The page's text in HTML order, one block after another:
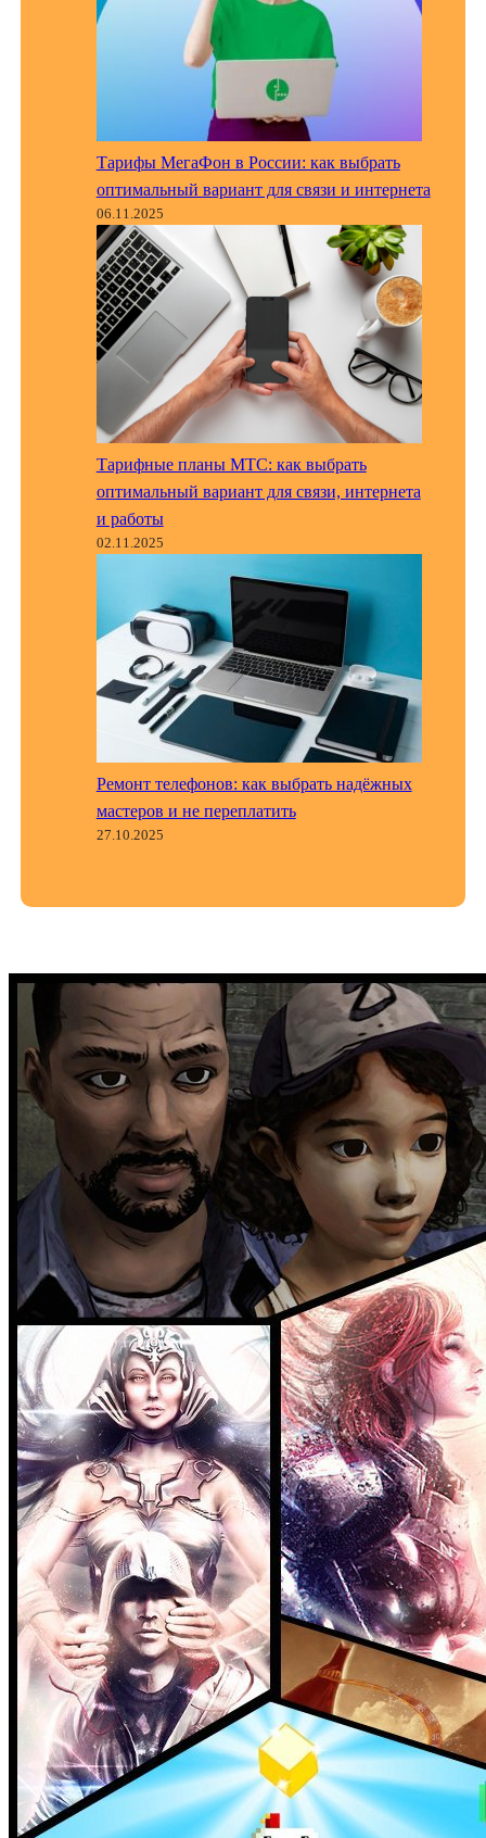
Тарифы МегаФон в России: как выбрать
оптимальный вариант для связи и интернета
06.11.2025
Тарифные планы МТС: как выбрать
оптимальный вариант для связи, интернета
и работы
02.11.2025
Ремонт телефонов: как выбрать надёжных
мастеров и не переплатить
27.10.2025